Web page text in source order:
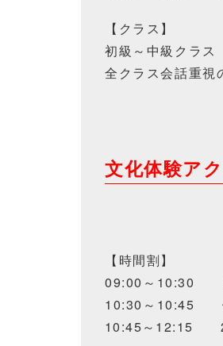
【クラス】
初級～中級クラス
全クラス会話重視
文化体験ア
【時間割】
09:00～10:30
10:30～10:45
10:45～12:15